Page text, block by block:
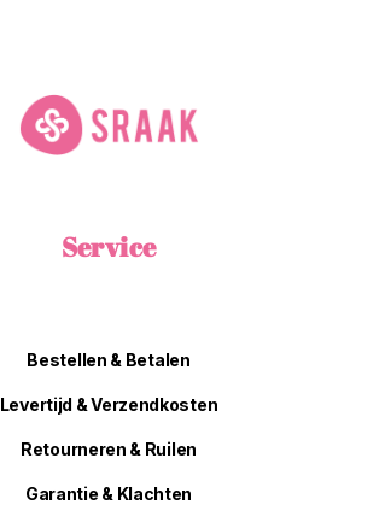
Service
Bestellen & Betalen
Levertijd & Verzendkosten
Retourneren & Ruilen
Garantie & Klachten